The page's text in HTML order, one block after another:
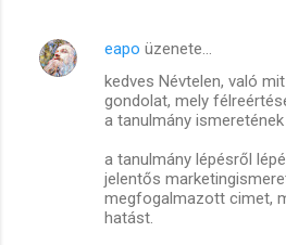
eapo üzenete…
kedves Névtelen, való
gondolat, mely
a tanulmány ismeretének
a tanulmány lépésről
jelentős
megfogalmazott cimet,
hatást.